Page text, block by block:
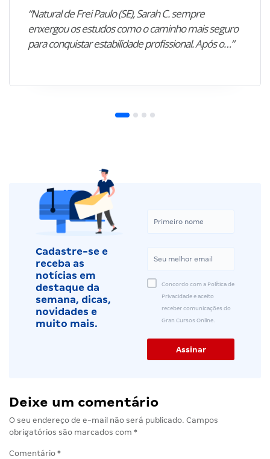
“Natural de Frei Paulo (SE), Sarah C. sempre
enxergou os estudos como o caminho mais seguro
para conquistar estabilidade profissional. Após o…”
Cadastre-se e
receba as
notícias em
destaque da
semana, dicas,
novidades e
muito mais.
Concordo com a Política de
Privacidade e aceito
receber comunicações do
Gran Cursos Online.
Deixe um comentário
O seu endereço de e-mail não será publicado. Campos
obrigatórios são marcados com *
Comentário *